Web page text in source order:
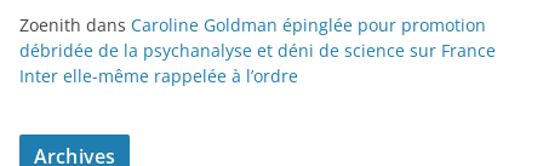
Zoenith dans Caroline Goldman épinglée pour promotion
débridée de la psychanalyse et déni de science sur France
Inter elle-même rappelée à l’ordre
Archives